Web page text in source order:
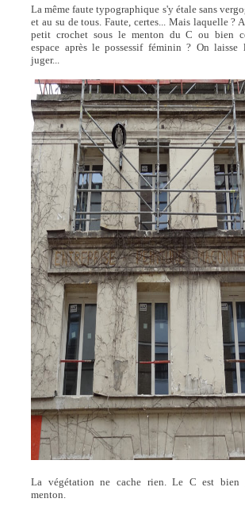
La même faute typographique s'y étale sans
et au su de tous. Faute, certes... Mais laquelle ?
petit crochet sous le menton du C ou bien
espace après le possessif féminin ? On laisse
juger...
La végétation ne cache rien. Le C est bien
menton.